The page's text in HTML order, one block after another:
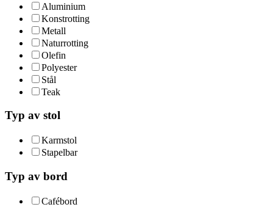
Aluminium
Konstrotting
Metall
Naturrotting
Olefin
Polyester
Stål
Teak
Typ av stol
Karmstol
Stapelbar
Typ av bord
Cafébord